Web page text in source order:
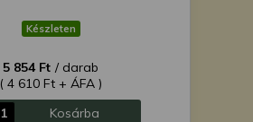
Készleten
5 854 Ft / darab
( 4 610 Ft + ÁFA )
Kosárba